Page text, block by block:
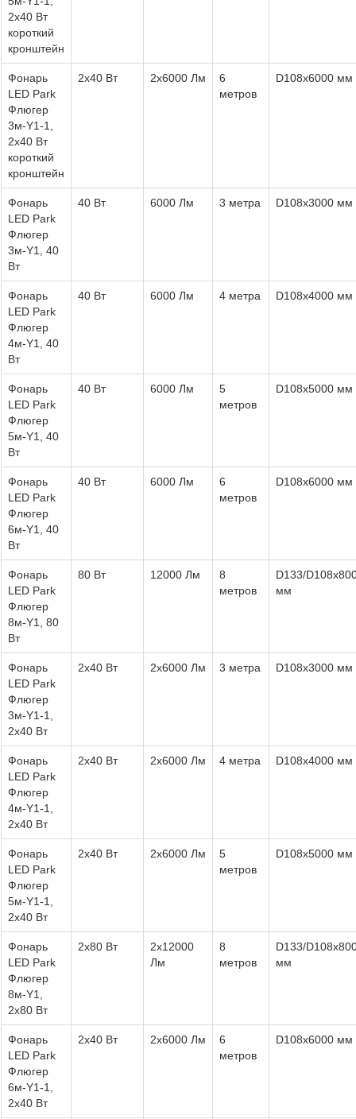
2х40 Вт
короткий
кронштейн
Фонарь
LED Park
Флюгер
3м-Y1-1,
2х40 Вт
короткий
кронштейн
2х40 Вт 2х6000 Лм
6
метров
D108х6000 мм
Фонарь
LED Park
Флюгер
3м-Y1, 40
Вт
40 Вт 6000 Лм 3 метра D108х3000 мм
Фонарь
LED Park
Флюгер
4м-Y1, 40
Вт
40 Вт 6000 Лм 4 метра D108х4000 мм
Фонарь
LED Park
Флюгер
5м-Y1, 40
Вт
40 Вт 6000 Лм
5
метров
D108х5000 мм
Фонарь
LED Park
Флюгер
6м-Y1, 40
Вт
40 Вт 6000 Лм
6
метров
D108х6000 мм
Фонарь
LED Park
Флюгер
8м-Y1, 80
Вт
80 Вт 12000 Лм
8
метров
D133/
мм
Фонарь
LED Park
Флюгер
3м-Y1-1,
2х40 Вт
2х40 Вт 2х6000 Лм 3 метра D108х3000 мм
Фонарь
LED Park
Флюгер
4м-Y1-1,
2х40 Вт
2х40 Вт 2х6000 Лм 4 метра D108х4000 мм
Фонарь
LED Park
Флюгер
5м-Y1-1,
2х40 Вт
2х40 Вт 2х6000 Лм
5
метров
D108х5000 мм
Фонарь
LED Park
Флюгер
8м-Y1,
2х80 Вт
2х80 Вт
2х12000
Лм
8
метров
D133/
мм
Фонарь
LED Park
Флюгер
6м-Y1-1,
2х40 Вт
2х40 Вт 2х6000 Лм
6
метров
D108х6000 мм